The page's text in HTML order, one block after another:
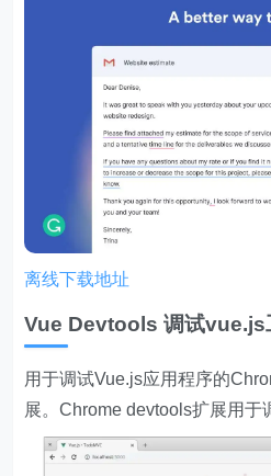
离线下载地址
Vue Devtools 调试vue.js
用于调试Vue.js应用程序的
展。Chrome devtools扩展用于